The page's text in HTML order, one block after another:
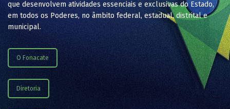
que desenvolvem atividades essenciais e exclusivas do Estado,
em todos os Poderes, no âmbito federal, estadual, distrital e
municipal.
O Fonacate
Diretoria